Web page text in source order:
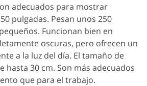
adecuados para mostrar
pulgadas. Pesan unos 250
Funcionan bien en
oscuras, pero ofrecen un
a la luz del día. El tamaño de
hasta 30 cm. Son más adecuados
que para el trabajo.